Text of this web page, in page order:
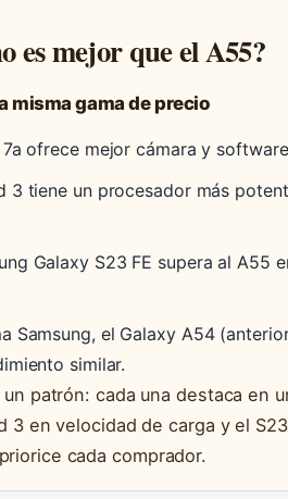
es mejor que el A55?
misma gama de precio
ofrece mejor cámara y
3 tiene un procesador más
Galaxy S23 FE supera al A55
Samsung, el Galaxy A54
similar.
patrón: cada una destaca en
3 en velocidad de carga y el
cada comprador.